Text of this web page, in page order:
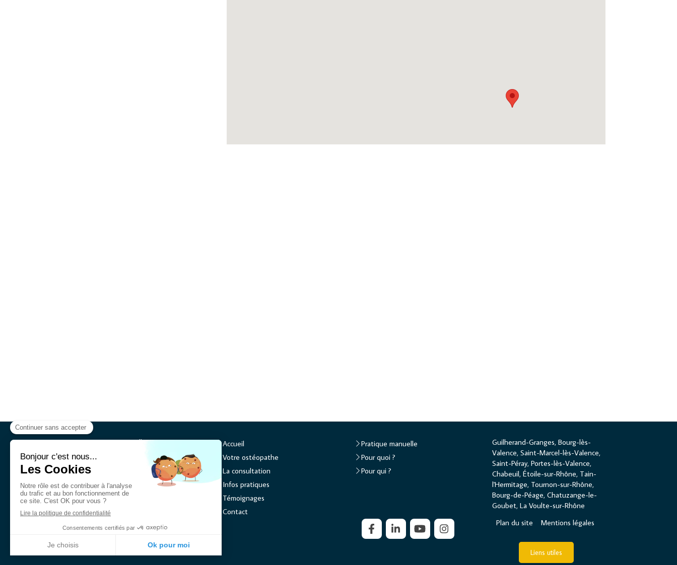
Pierre Sallier
3 rue Championnet
26000 Valence
Afficher le téléphone
Accueil
Votre ostéopathe
La consultation
Infos pratiques
Témoignages
Contact
Pratique manuelle
Pour quoi ?
Pour qui ?
Guilherand-Granges, Bourg-lès-
Valence, Saint-Marcel-lès-Valence,
Saint-Péray, Portes-lès-Valence,
Chabeuil, Étoile-sur-Rhône, Tain-
l'Hermitage, Tournon-sur-Rhône,
Bourg-de-Péage, Chatuzange-le-
Goubet, La Voulte-sur-Rhône
Plan du site
Mentions légales
Liens utiles